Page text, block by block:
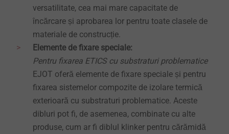
versatilitate, cea mai mare capacitate de
încărcare și aprobarea lor pentru toate clasele de
materiale de construcție.
Elemente de fixare speciale:
Pentru fixarea ETICS cu substraturi problematice
EJOT oferă elemente de fixare speciale și pentru
fixarea sistemelor compozite de izolare termică
exterioară cu substraturi problematice. Aceste
dibluri pot fi, de asemenea, combinate cu alte
produse, cum ar fi diblul klinker pentru cărămidă